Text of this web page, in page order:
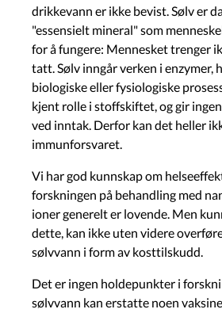
drikkevann er ikke bevist. Sølv er
"essensielt mineral" som
for å fungere: Mennesket trenger
tatt. Sølv inngår verken i enzymer,
biologiske eller fysiologiske
kjent rolle i stoffskiftet, og gir
ved inntak. Derfor kan det heller
immunforsvaret.
Vi har god kunnskap om
forskningen på behandling med
ioner generelt er lovende. Men
dette, kan ikke uten videre
sølvvann i form av kosttilskudd.
Det er ingen holdepunkter i
sølvvann kan erstatte noen